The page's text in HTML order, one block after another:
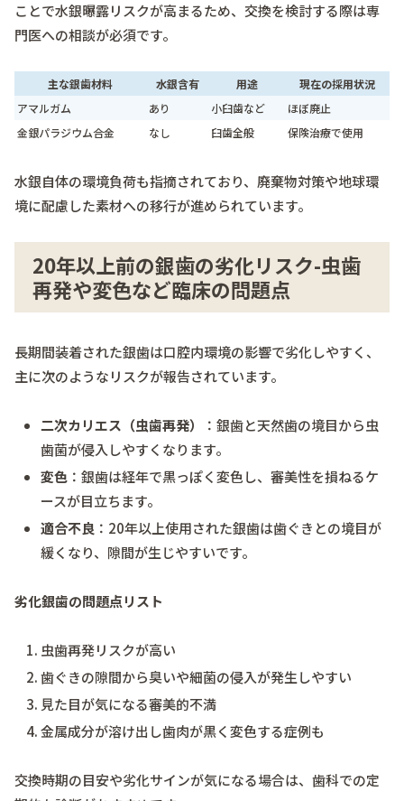
ことで水銀曝露リスクが高まるため、交換を検討する際は専
門医への相談が必須です。
主な銀歯材料 水銀含有 用途
現在の採用状況
アマルガム
あり 小臼歯など
ほぼ廃止
金銀パラジウム合金
なし 臼歯全般 保険治療で使用
水銀自体の環境負荷も指摘されており、廃棄物対策や地球環
境に配慮した素材への移行が進められています。
20年以上前の銀歯の劣化リスク-虫歯
再発や変色など臨床の問題点
長期間装着された銀歯は口腔内環境の影響で劣化しやすく、
主に次のようなリスクが報告されています。
二次カリエス（虫歯再発）
：銀歯と天然歯の境目から虫
歯菌が侵入しやすくなります。
変色 ：銀歯は経年で黒っぽく変色し、審美性を損ねるケ
ースが目立ちます。
適合不良 ：20年以上使用された銀歯は歯ぐきとの境目が
緩くなり、隙間が生じやすいです。
劣化銀歯の問題点リスト
虫歯再発リスクが高い
歯ぐきの隙間から臭いや細菌の侵入が発生しやすい
見た目が気になる審美的不満
金属成分が溶け出し歯肉が黒く変色する症例も
交換時期の目安や劣化サインが気になる場合は、歯科での定